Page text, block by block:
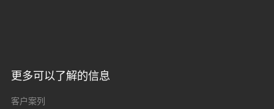
更多可以了解的信息
客户案列